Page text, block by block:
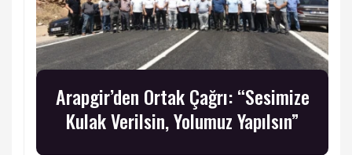
Arapgir’den Ortak Çağrı: “Sesimize
Kulak Verilsin, Yolumuz Yapılsın”